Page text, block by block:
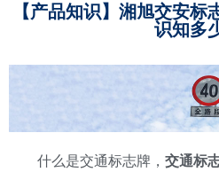
【产品知识】湘旭交安
识知多
什么是交通标志牌， 交通标